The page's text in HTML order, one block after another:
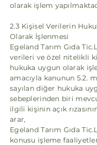
olarak işlem
2.3 Kişisel Verilerin
Olarak İşlenmesi
Egeland Tarım Gıda
verileri ve özel nitelikli
hukuka uygun olarak
amacıyla kanunun 5.2.
sayılan diğer hukuka
sebeplerinden biri
ilgili kişinin açık
arar,
Egeland Tarım Gıda
konusu işleme